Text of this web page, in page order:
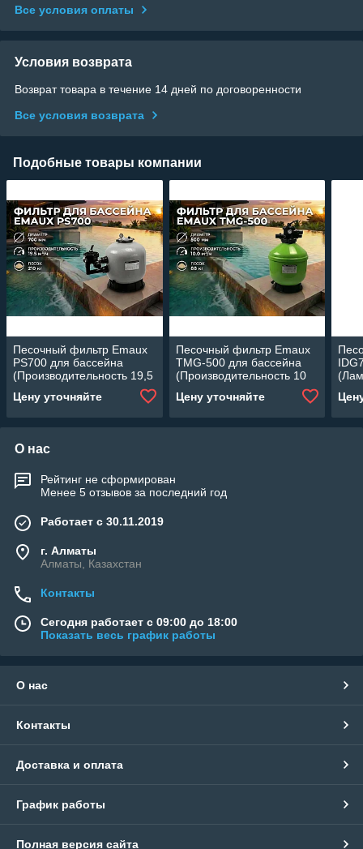
Все условия оплаты
Условия возврата
Возврат товара в течение 14 дней по договоренности
Все условия возврата
Подобные товары компании
Песочный фильтр Emaux
PS700 для бассейна
(Производительность 19,5
диаметр 700 мм)
Цену уточняйте
Песочный фильтр Emaux
TMG-500 для бассейна
(Производительность 10
диаметр 500 мм)
Цену уточняйте
м3/
О нас
Рейтинг не сформирован
Менее 5 отзывов за последний год
Работает с 30.11.2019
г. Алматы
Алматы, Казахстан
Контакты
Сегодня работает с 09:00 до 18:00
Показать весь график работы
О нас
Контакты
Доставка и оплата
График работы
Полная версия сайта